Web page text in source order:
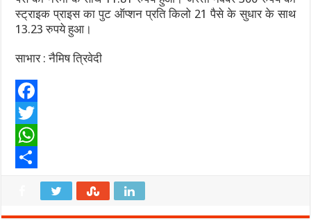
स्ट्राइक प्राइस का पुट ऑप्शन प्रति किलो 21 पैसे के सुधार के साथ
13.23 रुपये हुआ।
साभार : नैमिष त्रिवेदी
F
a
c
T
w
W